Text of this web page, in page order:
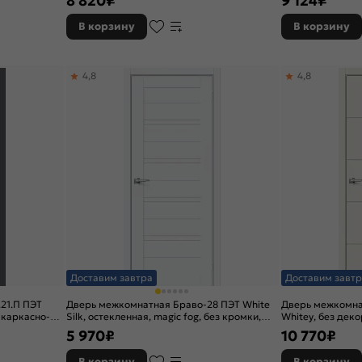
В корзину В корзину
ПЭТ
Доставим завтра
Дверь межкомнатная Браво-28 ПЭТ White
Silk, остекленная, magic fog, без кромки,
царговая
4,8
5 970₽
Доставим
Дверь
Whitey, без
кромки,
4,8
10 770₽